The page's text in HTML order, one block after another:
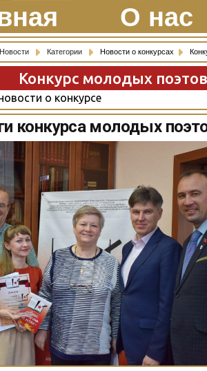
О нас
Новости Категории Новости о конкурсах
Конкурс молодых
о конкурсе
конкурса молодых